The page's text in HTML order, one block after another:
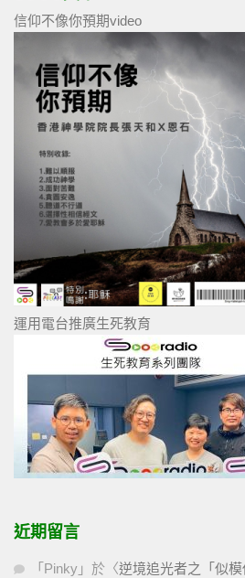
信仰不像你預期video
運用電台推廣生死教育
近期留言
「 Pinky 」於〈逆境追光者之「似